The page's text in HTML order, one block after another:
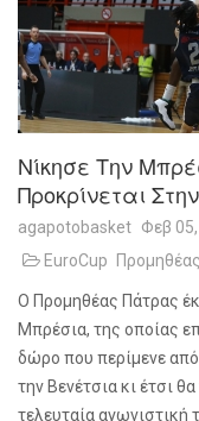
Νίκησε Την
Προκρίνεται
agapotobasket Φεβ
EuroCup
Ο Προμηθέας Πάτρας
Μπρέσια, της οποίας
δώρο που περίμενε
την Βενέτσια κι έτσι
τελευταία αγωνιστική